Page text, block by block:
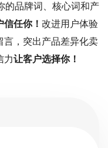
的品牌词、核心词和产
信任你！ 改进用户体验
言，突出产品差异化卖
力让客户选择你！